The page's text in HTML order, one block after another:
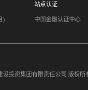
)
站点认证
中国金融认证中心
设投资集团有限责任公司 版权所